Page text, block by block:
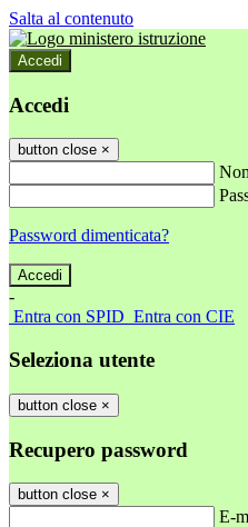
Salta al contenuto
Accedi
Accedi
button close ×
Password dimenticata?
-
Entra con SPID Entra con CIE
Seleziona utente
button close ×
Recupero password
button close ×
E-